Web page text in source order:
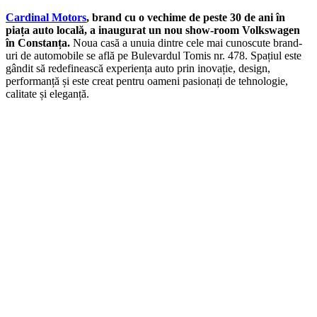
Cardinal Motors, brand cu o vechime de peste 30 de ani în
piața auto locală, a inaugurat un nou show-room Volkswagen
în Constanța. Noua casă a unuia dintre cele mai cunoscute brand-
uri de automobile se află pe Bulevardul Tomis nr. 478. Spațiul este
gândit să redefinească experiența auto prin inovație, design,
performanță și este creat pentru oameni pasionați de tehnologie,
calitate și eleganță.